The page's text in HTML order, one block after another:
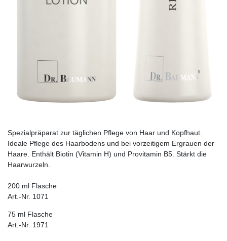
Spezialpräparat zur täglichen Pflege von Haar und Kopfhaut.
Ideale Pflege des Haarbodens und bei vorzeitigem Ergrauen der
Haare. Enthält Biotin ­(Vitamin H) und Provitamin B5. Stärkt die
Haarwurzeln.
200 ml Flasche
Art.-Nr. 1071
75 ml Flasche
Art.-Nr. 1971